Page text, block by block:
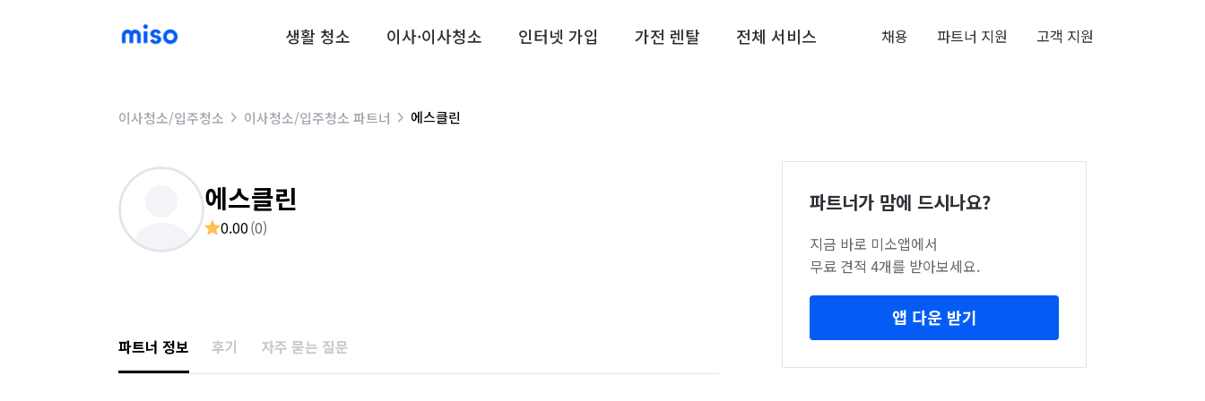
생활 청소 이사·이사청소 인터넷 가입 가전 렌탈 전체 서비스 채용 파트너 지원 고객 지원
이사청소/입주청소 이사청소/입주청소 파트너 에스클린
에스클린
0.00(0)
파트너 정보 후기 자주 묻는 질문
파트너가 맘에 드시나요?
지금 바로 미소앱에서
무료 견적 4개를 받아보세요.
앱 다운 받기